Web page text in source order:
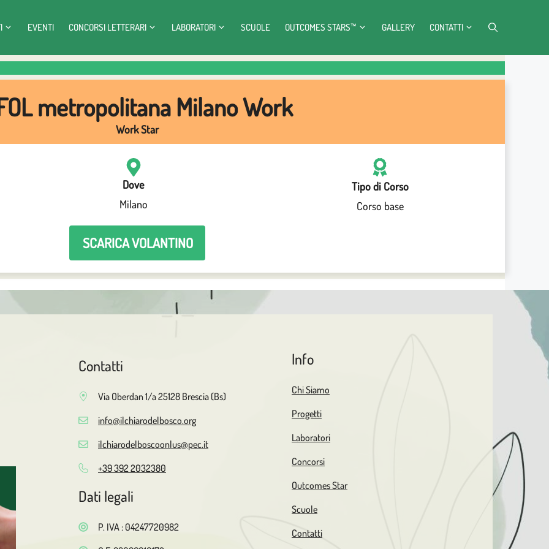
EVENTI CONCORSI LETTERARI LABORATORI SCUOLE OUTCOMES STARS™ GALLERY CONTATTI
metropolitana Milano Work
Work Star
Dove
Milano
Tipo di Corso
Corso base
SCARICA VOLANTINO
Contatti
Via Oberdan 1/a 25128 Brescia (Bs)
info@ilchiarodelbosco.org
ilchiarodelboscoonlus@pec.it
+39 392 2032380
Dati legali
P. IVA : 04247720982
Info
Chi Siamo
Progetti
Laboratori
Concorsi
Outcomes Star
Scuole
Contatti